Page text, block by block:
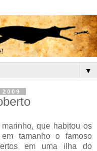
▼
que habitou os
tamanho o famoso
em uma ilha do